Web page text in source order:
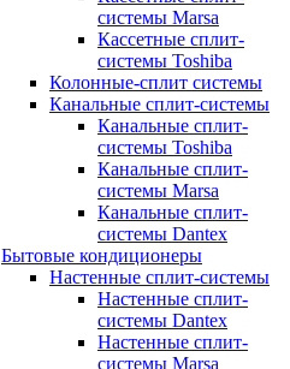
системы Marsa
Кассетные сплит-
системы Toshiba
Колонные-сплит системы
Канальные сплит-системы
Канальные сплит-
системы Toshiba
Канальные сплит-
системы Marsa
Канальные сплит-
системы Dantex
Бытовые кондиционеры
Настенные сплит-системы
Настенные сплит-
системы Dantex
Настенные сплит-
системы Marsa